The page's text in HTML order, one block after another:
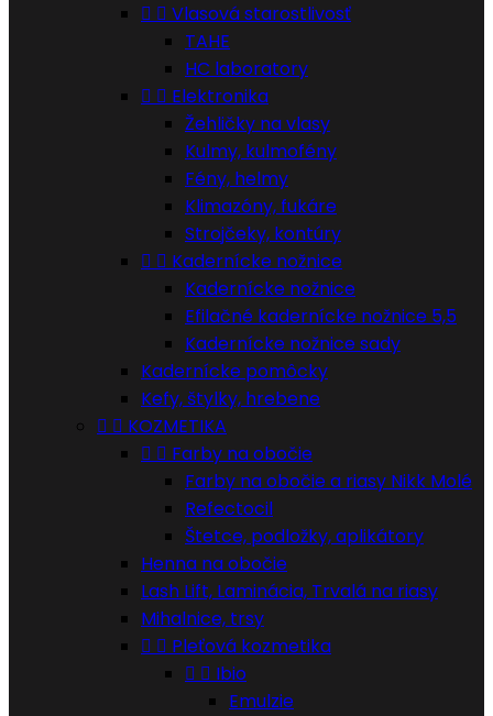
  Vlasová starostlivosť
TAHE
HC laboratory
  Elektronika
Žehličky na vlasy
Kulmy, kulmofény
Fény, helmy
Klimazóny, fukáre
Strojčeky, kontúry
  Kadernícke nožnice
Kadernícke nožnice
Efilačné kadernícke nožnice 5,5
Kadernícke nožnice sady
Kadernícke pomôcky
Kefy, štylky, hrebene
  KOZMETIKA
  Farby na obočie
Farby na obočie a riasy Nikk Molé
Refectocil
Štetce, podložky, aplikátory
Henna na obočie
Lash Lift, Laminácia, Trvalá na riasy
Mihalnice, trsy
  Pleťová kozmetika
  Ibio
Emulzie